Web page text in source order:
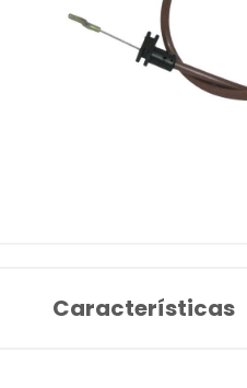
Características